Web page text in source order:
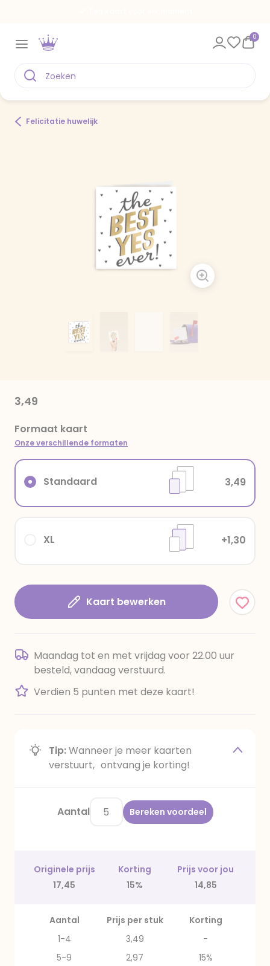
0
Felicitatie huwelijk
3,49
Formaat kaart
Onze verschillende formaten
XL +1,30
Standaard 3,49
Kaart bewerken
Maandag tot en met vrijdag voor 22.00 uur
besteld, vandaag verstuurd.
Verdien 5 punten met deze kaart!
Tip:Wanneer je meer kaarten
verstuurt, ontvang je korting!
Aantal Bereken voordeel
Originele prijs Korting
Prijs voor jou
17,45
15% 14,85
Aantal Prijs per stuk
Korting
1-4
3,49
-
5-9
2,97
15%